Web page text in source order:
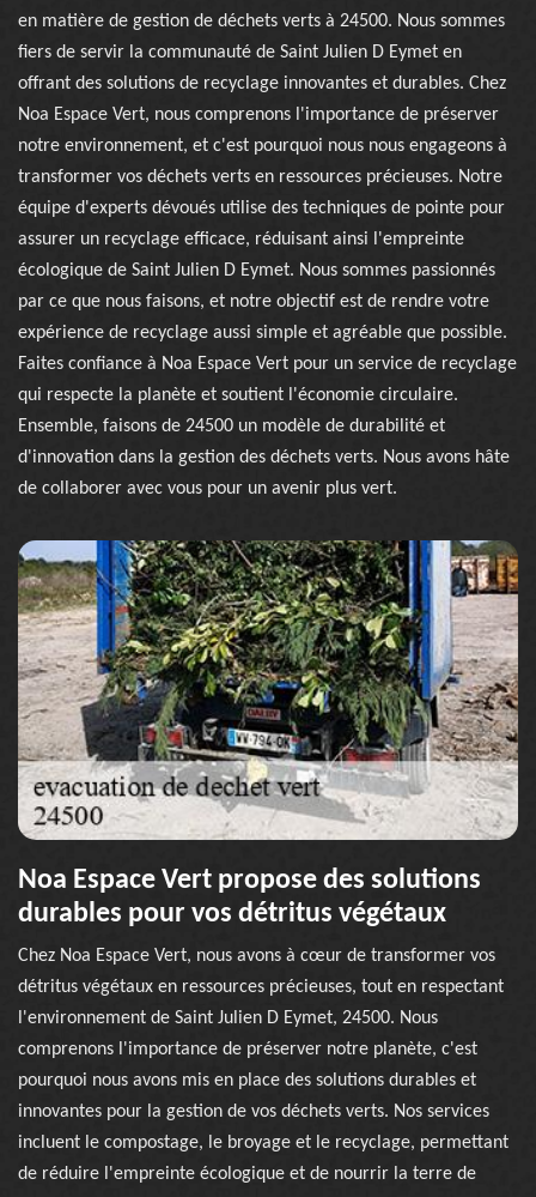
en matière de gestion de déchets verts à 24500. Nous sommes
fiers de servir la communauté de Saint Julien D Eymet en
offrant des solutions de recyclage innovantes et durables. Chez
Noa Espace Vert, nous comprenons l'importance de préserver
notre environnement, et c'est pourquoi nous nous engageons à
transformer vos déchets verts en ressources précieuses. Notre
équipe d'experts dévoués utilise des techniques de pointe pour
assurer un recyclage efficace, réduisant ainsi l'empreinte
écologique de Saint Julien D Eymet. Nous sommes passionnés
par ce que nous faisons, et notre objectif est de rendre votre
expérience de recyclage aussi simple et agréable que possible.
Faites confiance à Noa Espace Vert pour un service de recyclage
qui respecte la planète et soutient l'économie circulaire.
Ensemble, faisons de 24500 un modèle de durabilité et
d'innovation dans la gestion des déchets verts. Nous avons hâte
de collaborer avec vous pour un avenir plus vert.
Noa Espace Vert propose des solutions
durables pour vos détritus végétaux
Chez Noa Espace Vert, nous avons à cœur de transformer vos
détritus végétaux en ressources précieuses, tout en respectant
l'environnement de Saint Julien D Eymet, 24500. Nous
comprenons l'importance de préserver notre planète, c'est
pourquoi nous avons mis en place des solutions durables et
innovantes pour la gestion de vos déchets verts. Nos services
incluent le compostage, le broyage et le recyclage, permettant
de réduire l'empreinte écologique et de nourrir la terre de